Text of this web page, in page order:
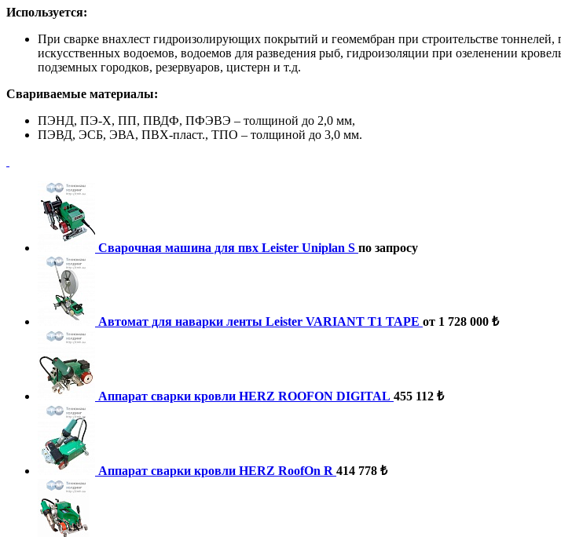
Используется:
При сварке внахлест гидроизолирующих покрытий и геомембран при строительстве
искусственных водоемов, водоемов для разведения рыб, гидроизоляции при озеленении
подземных городков, резервуаров, цистерн и т.д.
Свариваемые материалы:
ПЭНД, ПЭ-Х, ПП, ПВДФ, ПФЭВЭ – толщиной до 2,0 мм,
ПЭВД, ЭСБ, ЭВА, ПВХ-пласт., ТПО – толщиной до 3,0 мм.
Cварочная машина для пвх Leister Uniplan S по запросу
Автомат для наварки ленты Leister VARIANT T1 TAPE от 1 728 000 ₺
Аппарат сварки кровли HERZ ROOFON DIGITAL 455 112 ₺
Аппарат сварки кровли HERZ RoofOn R 414 778 ₺